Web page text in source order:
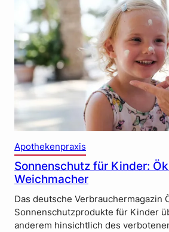
Apothekenpraxis
Sonnenschutz für Kinder:
Weichmacher
Das deutsche Verbrauchermagazin
Sonnenschutzprodukte für Kinder
anderem hinsichtlich des